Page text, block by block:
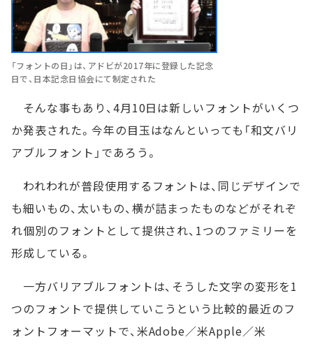
「フォントの日」は、アドビが2017年に登録した記念
日で、日本記念日協会にて制定された
そんな事もあり、4月10日は新しいフォントがいくつ
か発表された。今年の目玉はなんといっても「和文バリ
アブルフォント」であろう。
われわれが普段使用するフォントは、同じデザインで
も細いもの、太いもの、横が詰まったものなどがそれぞ
れ個別のフォントとして提供され、1つのファミリーを
形成している。
一方バリアブルフォントは、そうした文字の変形を1
つのフォントで提供していこうという比較的最近のフ
ォントフォーマットで、米Adobe／米Apple／米